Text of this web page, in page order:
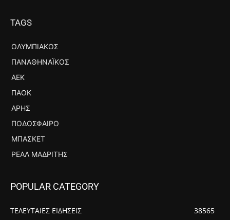
TAGS
ΟΛΥΜΠΙΑΚΌΣ
ΠΑΝΑΘΗΝΑΪΚΌΣ
ΑΕΚ
ΠΑΟΚ
ΆΡΗΣ
ΠΟΔΌΣΦΑΙΡΟ
ΜΠΆΣΚΕΤ
ΡΕΆΛ ΜΑΔΡΊΤΗΣ
POPULAR CATEGORY
ΤΕΛΕΥΤΑΙΕΣ ΕΙΔΗΣΕΙΣ
38565